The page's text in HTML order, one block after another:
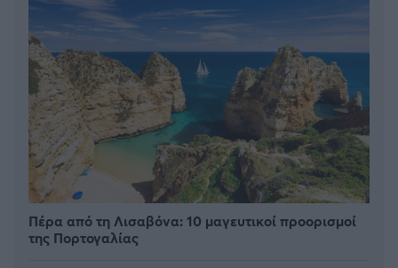
Πέρα από τη Λισαβόνα: 10 μαγευτικοί προορισμοί
της Πορτογαλίας